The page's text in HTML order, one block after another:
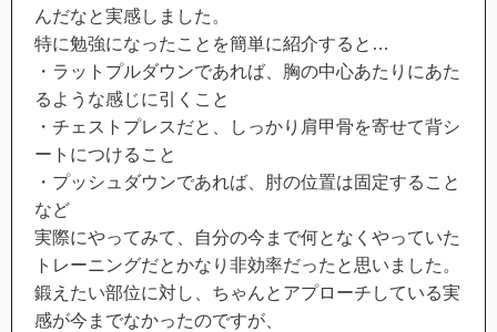
んだなと実感しました。
特に勉強になったことを簡単に紹介すると…
・ラットプルダウンであれば、胸の中心あたりにあた
るような感じに引くこと
・チェストプレスだと、しっかり肩甲骨を寄せて背シ
ートにつけること
・プッシュダウンであれば、肘の位置は固定すること
など
実際にやってみて、自分の今まで何となくやっていた
トレーニングだとかなり非効率だったと思いました。
鍛えたい部位に対し、ちゃんとアプローチしている実
感が今までなかったのですが、